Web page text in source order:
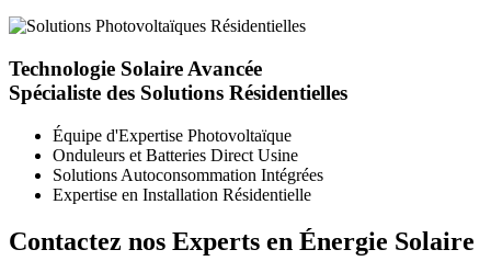
Technologie Solaire Avancée
Spécialiste des Solutions Résidentielles
Équipe d'Expertise Photovoltaïque
Onduleurs et Batteries Direct Usine
Solutions Autoconsommation Intégrées
Expertise en Installation Résidentielle
Contactez nos Experts en Énergie Solaire